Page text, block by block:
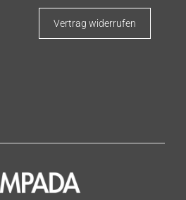
Vertrag widerrufen